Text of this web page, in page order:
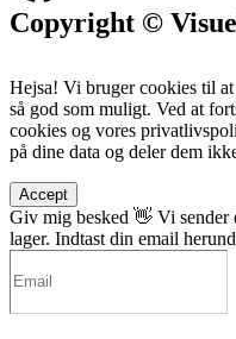
Copyright ©
Hejsa! Vi bruger cookies til
så god som muligt. Ved at
cookies og vores
på dine data og deler dem
Accept
Giv mig besked 👋 Vi sender
lager. Indtast din email